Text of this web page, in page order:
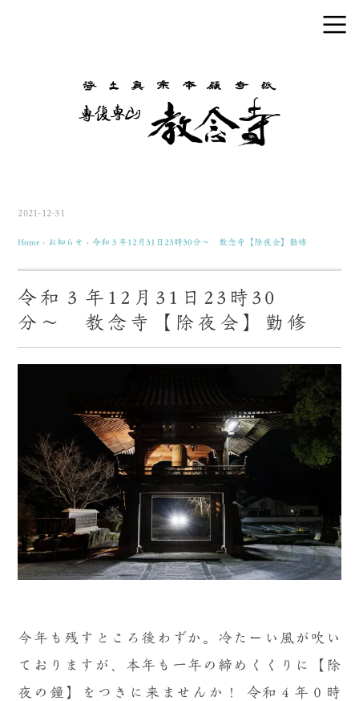
2021-12-31
Home › お知らせ ›令和３年12月31日23時30分〜 教念寺【除夜会】勤修
令和３年12月31日23時30
分〜 教念寺【除夜会】勤修
今年も残すところ後わずか。冷たーい風が吹い
ておりますが、本年も一年の締めくくりに【除
夜の鐘】をつきに来ませんか！
令和４年０時